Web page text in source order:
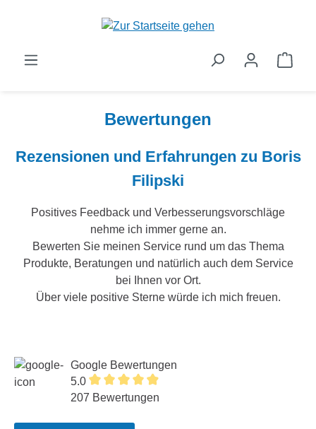
Zum Hauptinhalt springen
Bewertungen
Rezensionen und Erfahrungen zu Boris
Filipski
Positives Feedback und Verbesserungsvorschläge
nehme ich immer gerne an.
Bewerten Sie meinen Service rund um das Thema
Produkte, Beratungen und natürlich auch dem Service
bei Ihnen vor Ort.
Über viele positive Sterne würde ich mich freuen.
Google Bewertungen
5.0
207 Bewertungen